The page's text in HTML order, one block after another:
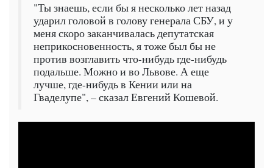
"Ты знаешь, если бы я несколько лет назад
ударил головой в голову генерала СБУ, и у
меня скоро заканчивалась депутатская
неприкосновенность, я тоже был бы не
против возглавить что-нибудь где-нибудь
подальше. Можно и во Львове. А еще
лучше, где-нибудь в Кении или на
Гваделупе", – сказал Евгений Кошевой.